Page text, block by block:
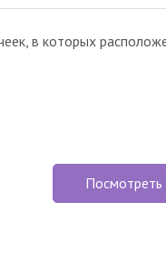
в которых
Посмотреть